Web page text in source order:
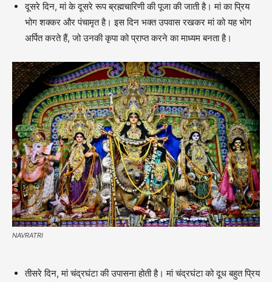
दूसरे दिन, मां के दूसरे रूप ब्रह्मचारिणी की पूजा की जाती है। मां का प्रिय
भोग शक्कर और पंचामृत है। इस दिन भक्त उपवास रखकर मां को यह भोग
अर्पित करते हैं, जो उनकी कृपा को प्राप्त करने का माध्यम बनता है।
NAVRATRI
तीसरे दिन, मां चंद्रघंटा की उपासना होती है। मां चंद्रघंटा को दूध बहुत प्रिय